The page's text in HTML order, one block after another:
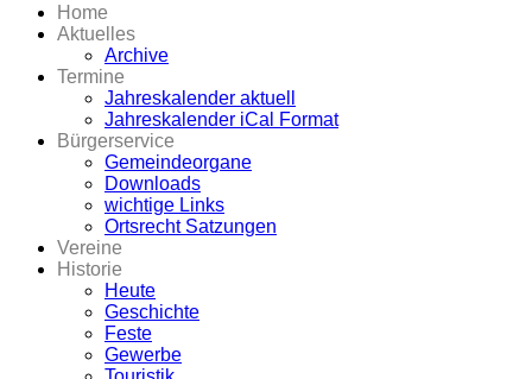
Home
Aktuelles
Archive
Termine
Jahreskalender aktuell
Jahreskalender iCal Format
Bürgerservice
Gemeindeorgane
Downloads
wichtige Links
Ortsrecht Satzungen
Vereine
Historie
Heute
Geschichte
Feste
Gewerbe